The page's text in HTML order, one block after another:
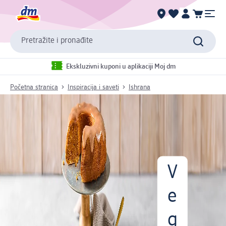
Pretražite i pronađite
Ekskluzivni kuponi u aplikaciji Moj dm
Početna stranica Inspiracija i saveti Ishrana
V
e
g